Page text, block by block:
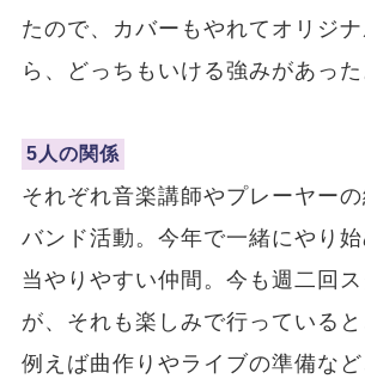
たので、カバーもやれてオリジ
ら、どっちもいける強みがあった
5人の関係
それぞれ音楽講師やプレーヤー
バンド活動。今年で一緒にやり
当やりやすい仲間。今も週二回
が、それも楽しみで行っていると
例えば曲作りやライブの準備な